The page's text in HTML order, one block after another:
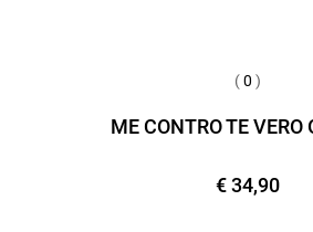
(0 )
ME CONTRO TE VERO
€ 34,90